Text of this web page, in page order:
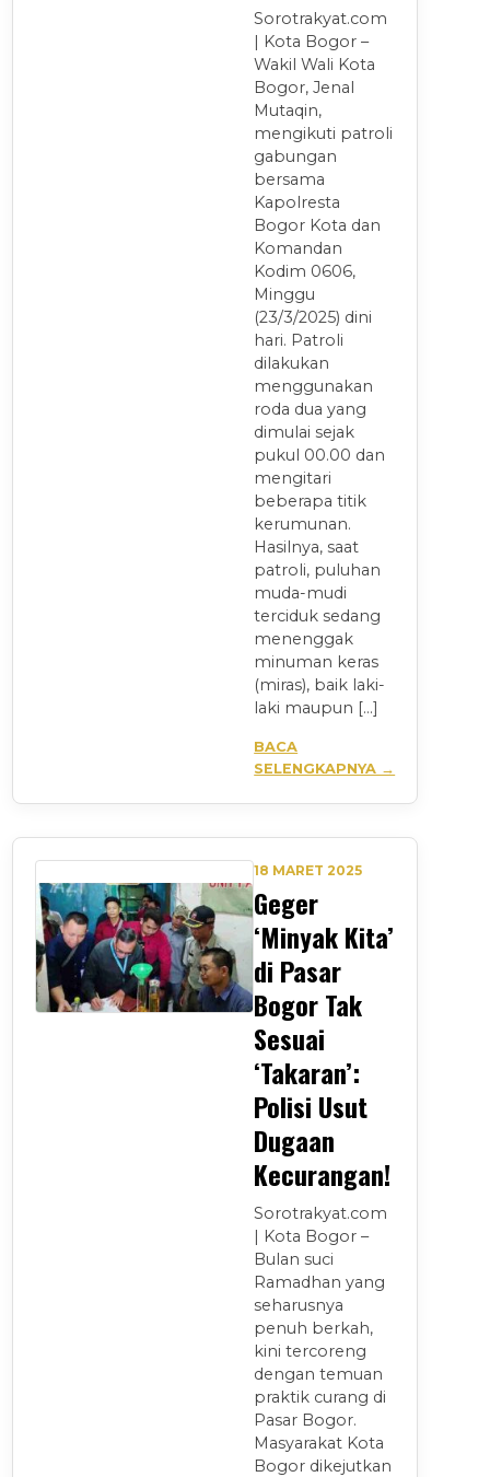
Sorotrakyat.com
| Kota Bogor –
Wakil Wali Kota
Bogor, Jenal
Mutaqin,
mengikuti patroli
gabungan
bersama
Kapolresta
Bogor Kota dan
Komandan
Kodim 0606,
Minggu
(23/3/2025) dini
hari. Patroli
dilakukan
menggunakan
roda dua yang
dimulai sejak
pukul 00.00 dan
mengitari
beberapa titik
kerumunan.
Hasilnya, saat
patroli, puluhan
muda-mudi
terciduk sedang
menenggak
minuman keras
(miras), baik laki-
laki maupun […]
BACA
SELENGKAPNYA →
18 MARET 2025
Geger
‘Minyak Kita’
di Pasar
Bogor Tak
Sesuai
‘Takaran’:
Polisi Usut
Dugaan
Kecurangan!
Sorotrakyat.com
| Kota Bogor –
Bulan suci
Ramadhan yang
seharusnya
penuh berkah,
kini tercoreng
dengan temuan
praktik curang di
Pasar Bogor.
Masyarakat Kota
Bogor dikejutkan